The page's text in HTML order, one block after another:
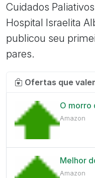
Cuidados
Hospital Israelita
publicou seu
pares.
Ofertas que
O morro
Amazon
Melhor
Amazon